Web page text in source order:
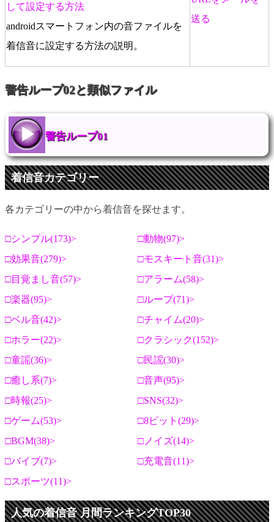
して設定する方法
androidスマートフォン内の音ファイルを
着信音に設定する方法の説明。
送る
警告ループ02と類似ファイル
警告ループ01
着信音カテゴリー
各カテゴリーの中から着信音を探せます。
シンプル(173)
動物(97)
効果音(279)
モスキート音(31)
目覚まし音(57)
アラーム(58)
楽器(95)
ループ(71)
ベル音(42)
チャイム(20)
ホラー(22)
クラシック(152)
童謡(36)
民謡(30)
癒し系(7)
音声(95)
時報(25)
SNS(32)
ゲーム(53)
8ビット(29)
BGM(38)
ノイズ(14)
バイブ(7)
充電音(11)
スポーツ(11)
人気の着信音 月間ランキングTOP30